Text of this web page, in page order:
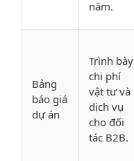
năm.
Bảng
báo giá
dự án
Trình bày
chi phí
vật tư và
dịch vụ
cho đối
tác B2B.